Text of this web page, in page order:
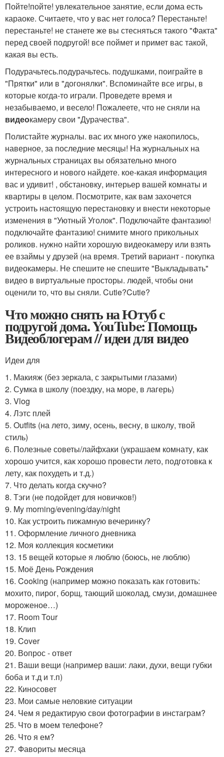
Пойте!пойте! увлекательное занятие, если дома есть
караоке. Считаете, что у вас нет голоса? Перестаньте!
перестаньте! не станете же вы стесняться такого "Факта"
перед своей подругой! все поймет и примет вас такой,
какая вы есть.
Подурачьтесь.подурачьтесь. подушками, поиграйте в
"Прятки" или в "догонялки". Вспоминайте все игры, в
которые когда-то играли. Проведете время и
незабываемо, и весело! Пожалеете, что не сняли на
видеокамеру свои "Дурачества".
Полистайте журналы. вас их много уже накопилось,
наверное, за последние месяцы! На журнальных на
журнальных страницах вы обязательно много
интересного и нового найдете. кое-какая информация
вас и удивит! , обстановку, интерьер вашей комнаты и
квартиры в целом. Посмотрите, как вам захочется
устроить настоящую перестановку и внести некоторые
изменения в "Уютный Уголок". Подключайте фантазию!
подключайте фантазию! снимите много прикольных
роликов. нужно найти хорошую видеокамеру или взять
ее взаймы у друзей (на время. Третий вариант - покупка
видеокамеры. Не спешите не спешите "Выкладывать"
видео в виртуальные просторы. людей, чтобы они
оценили то, что вы сняли. Cutie?Cutie?
Что можно снять на Ютуб с
подругой дома. YouTube: Помощь
Видеоблогерам // идеи для видео
Идеи для
1. Макияж (без зеркала, с закрытыми глазами)
2. Сумка в школу (поездку, на море, в лагерь)
3. Vlog
4. Лэтс плей
5. Outfits (на лето, зиму, осень, весну, в школу, твой
стиль)
6. Полезные советы/лайфхаки (украшаем комнату, как
хорошо учится, как хорошо провести лето, подготовка к
лету, как похудеть и т.д.)
7. Что делать когда скучно?
8. Тэги (не подойдет для новичков!)
9. My morning/evening/day/night
10. Как устроить пижамную вечеринку?
11. Оформление личного дневника
12. Моя коллекция косметики
13. 15 вещей которые я люблю (боюсь, не люблю)
15. Моё День Рождения
16. Cooking (например можно показать как готовить:
мохито, пирог, борщ, тающий шоколад, смузи, домашнее
мороженое…)
17. Room Tour
18. Клип
19. Cover
20. Вопрос - ответ
21. Ваши вещи (например ваши: лаки, духи, вещи губки
боба и т.д и т.п)
22. Киносовет
23. Мои самые неловкие ситуации
24. Чем я редактирую свои фотографии в инстаграм?
25. Что в моем телефоне?
26. Что я ем?
27. Фавориты месяца